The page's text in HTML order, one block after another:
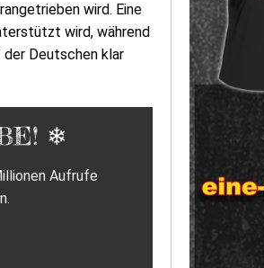
wird. Eine
wird, während
der Deutschen klar
❄
Aufrufe